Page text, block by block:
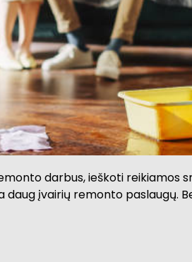
darbus, ieškoti reikiamos
daug įvairių remonto paslaugų.